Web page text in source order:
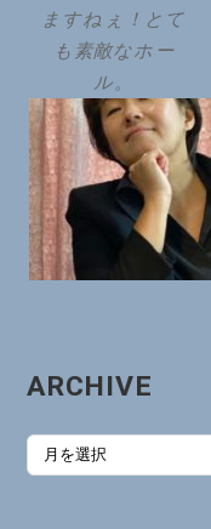
ますねぇ！とて
も素敵なホー
ル。
ARCHIVE
ARCHIVE